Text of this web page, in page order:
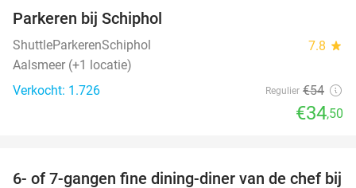
Parkeren bij Schiphol
ShuttleParkerenSchiphol 7.8 star
Aalsmeer (+1 locatie)
Verkocht: 1.726
Regulier €54
€34,50
6- of 7-gangen fine dining-diner van de chef bij